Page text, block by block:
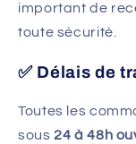
important de
toute sécurité.
✅ Délais de
Toutes les
sous24 à 48h